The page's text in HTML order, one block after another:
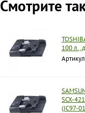
Смотрите
100 л.,
SCX-
(JC97-